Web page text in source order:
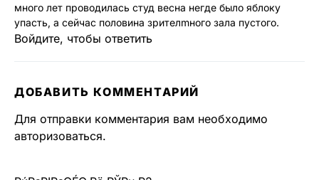
много лет проводилась студ весна негде было яблоку
упасть, а сейчас половина зрителmного зала пустого.
Войдите, чтобы ответить
ДОБАВИТЬ КОММЕНТАРИЙ
Для отправки комментария вам необходимо
авторизоваться.